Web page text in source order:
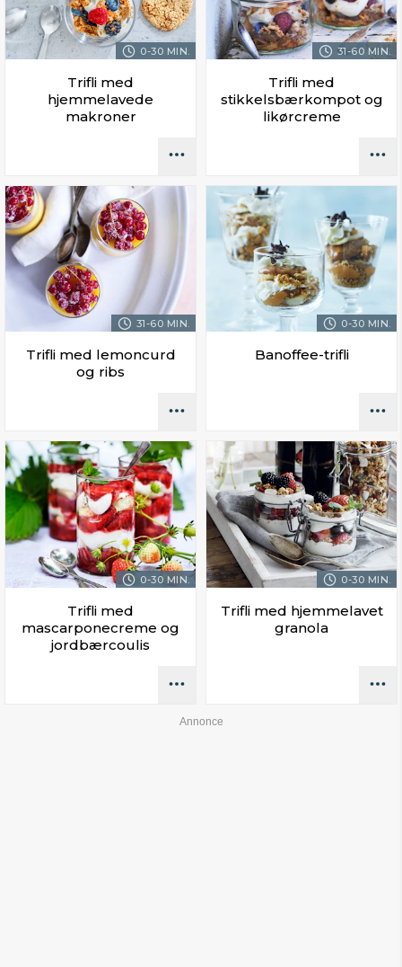
0-30 MIN.
Trifli med
hjemmelavede
makroner
31-60 MIN.
Trifli med
stikkelsbærkompot og
likørcreme
31-60 MIN.
Trifli med lemoncurd
og ribs
0-30 MIN.
Banoffee-trifli
0-30 MIN.
Trifli med
mascarponecreme og
jordbærcoulis
0-30 MIN.
Trifli med hjemmelavet
granola